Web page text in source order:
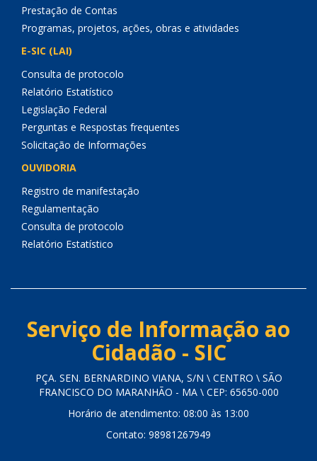
Prestação de Contas
Programas, projetos, ações, obras e atividades
E-SIC (LAI)
Consulta de protocolo
Relatório Estatístico
Legislação Federal
Perguntas e Respostas frequentes
Solicitação de Informações
OUVIDORIA
Registro de manifestação
Regulamentação
Consulta de protocolo
Relatório Estatístico
Serviço de Informação ao
Cidadão - SIC
PÇA. SEN. BERNARDINO VIANA, S/N \ CENTRO \ SÃO
FRANCISCO DO MARANHÃO - MA \ CEP: 65650-000
Horário de atendimento: 08:00 às 13:00
Contato: 98981267949